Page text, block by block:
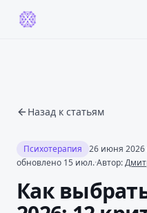
Назад к статьям
Психотерапия 26 июня 2026
обновлено 15 июл.·Автор:
Как